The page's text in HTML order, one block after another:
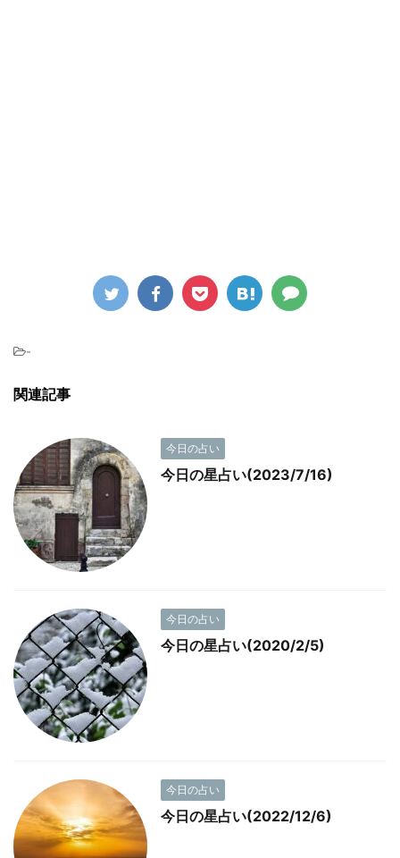
-
関連記事
今日の占い
今日の星占い(2023/7/16)
今日の占い
今日の星占い(2020/2/5)
今日の占い
今日の星占い(2022/12/6)